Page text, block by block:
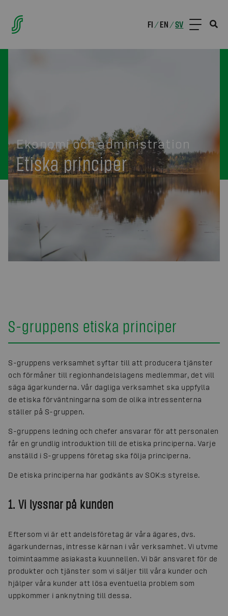
FI /EN /SV
Ekonomi och administration
Etiska principer
S-gruppens etiska principer
S-gruppens verksamhet syftar till att producera tjänster
och förmåner till regionhandelslagens medlemmar, det vill
säga ägarkunderna. Vår dagliga verksamhet ska uppfylla
de etiska förväntningarna som de olika intressenterna
ställer på S-gruppen.
S-gruppens ledning och chefer ansvarar för att personalen
får en grundlig introduktion till de etiska principerna. Varje
anställd i S-gruppens företag ska följa principerna.
De etiska principerna har godkänts av SOK:s styrelse.
1. Vi lyssnar på kunden
Eftersom vi är ett andelsföretag är våra ägares, dvs.
ägarkundernas, intresse kärnan i vår verksamhet. Vi utvme
toimintaamme asiakasta kuunnellen. Vi bär ansvaret för de
produkter och tjänster som vi säljer till våra kunder och
hjälper våra kunder att lösa eventuella problem som
uppkommer i anknytning till dessa.